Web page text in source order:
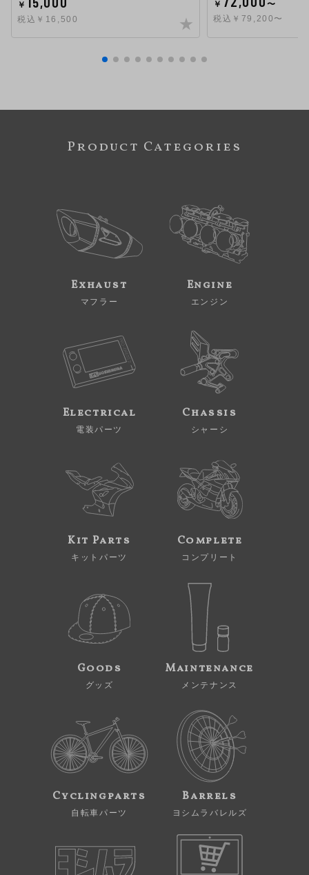
￥
税込￥16,500
￥
〜
税込￥79,200〜
Product Categories
Exhaust
マフラー
Engine
エンジン
Electrical
電装パーツ
Chassis
シャーシ
Kit Parts
キットパーツ
Complete
コンプリート
Goods
グッズ
Maintenance
メンテナンス
Cyclingparts
自転車パーツ
Barrels
ヨシムラバレルズ